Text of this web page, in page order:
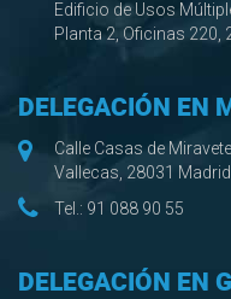
Edificio de Usos
Planta 2, Oficinas 220,
DELEGACIÓN EN
Calle Casas de
Vallecas, 28031 Madrid
Tel.: 91 088 90 55
DELEGACIÓN EN